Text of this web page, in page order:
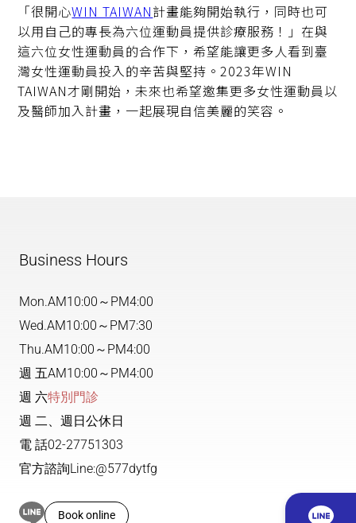
「很開心WIN TAIWAN計畫能夠開始執行，同時也可
以用自己的專長為六位運動員提供診療服務！」在與
這六位女性運動員的合作下，希望能讓更多人看到臺
灣女性運動員投入的辛苦與堅持。2023年WIN
TAIWAN才剛開始，未來也希望邀集更多女性運動員以
及醫師加入計畫，一起展現自信美麗的笑容。
Business Hours
Mon.AM10:00～PM4:00
Wed.AM10:00～PM7:30
Thu.AM10:00～PM4:00
週 五AM10:00～PM4:00
週 六特別門診
週 二、週日公休日
電 話02-27751303
官方諮詢Line:@577dytfg
Book online